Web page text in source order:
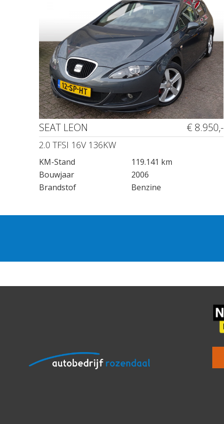
SEAT LEON € 8.950,-
2.0 TFSI 16V 136KW
KM-Stand
119.141 km
Bouwjaar
2006
Brandstof
Benzine